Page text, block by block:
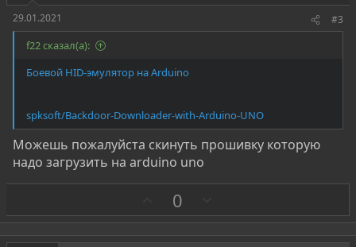
29.01.2021
#3
f22 сказал(а):
Боевой HID-эмулятор на Arduino
spksoft/Backdoor-Downloader-with-Arduino-UNO
Можешь пожалуйста скинуть прошивку которую
надо загрузить на arduino uno
а
0
р
о